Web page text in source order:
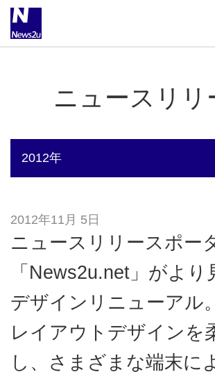
企業情報
企業理念
会社概要
ニュースリリース
ニュースリリ
2012年
2019年
2018年
2017年
2016年
2012年11月 5日
ニュースリリースポー
「News2u.net」がより
デザインリニューアル
レイアウトデザインを
し、さまざまな端末に